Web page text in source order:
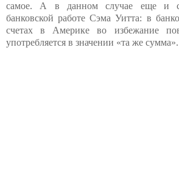
самое. А в данном случае еще и
банковской работе Сэма Уитта: в
счетах в Америке во избежание
употребляется в значении «та же сумма».